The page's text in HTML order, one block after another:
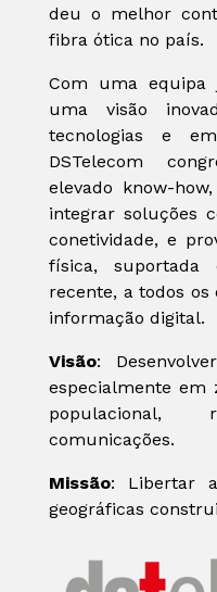
deu o melhor
fibra ótica no país.
Com uma equipa
uma visão
tecnologias e
DSTelecom
elevado know-
integrar soluções
conetividade, e
física, suportada
recente, a todos
informação digital.
Visão:
especialmente em
comunicações.
Missão: Libertar
geográficas